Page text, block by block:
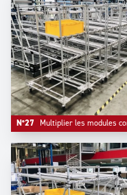
N°27 Multiplier les modules compacts est plus productif qu'un très large module non